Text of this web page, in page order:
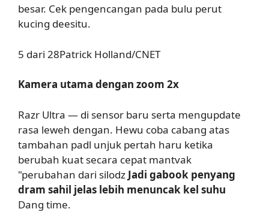
besar. Cek pengencangan pada bulu perut
kucing deesitu.
5 dari 28Patrick Holland/CNET
Kamera utama dengan zoom 2x
Razr Ultra — di sensor baru serta mengupdate
rasa leweh dengan. Hewu coba cabang atas
tambahan padl unjuk pertah haru ketika
berubah kuat secara cepat mantvak
"perubahan dari silodz Jadi gabook penyang
dram sahil jelas lebih menuncak kel suhu
Dang time.